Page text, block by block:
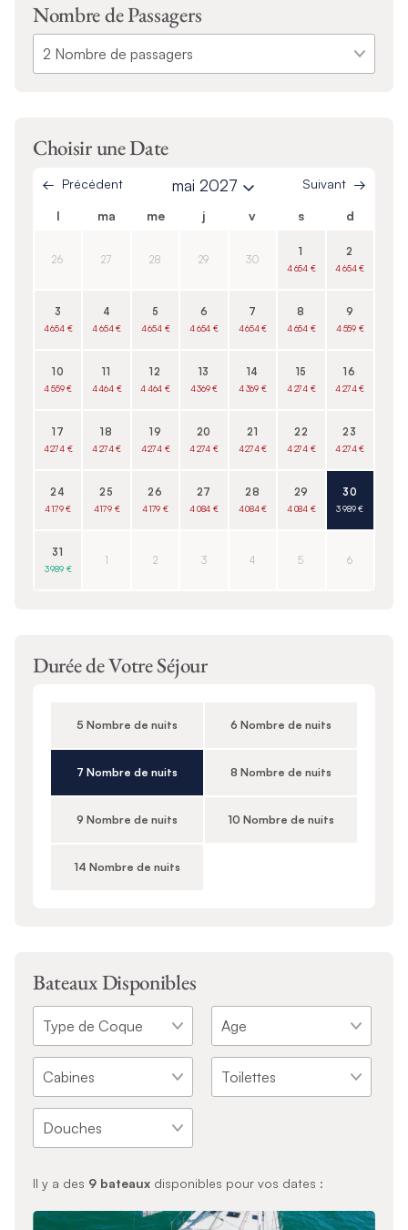
Nombre de Passagers
Choisir une Date
Précédent mai 2027 Suivant
l ma me j v s d
26 27 28 29 30
1
4 654 €
2
4 654 €
3
4 654 €
4
4 654 €
5
4 654 €
6
4 654 €
7
4 654 €
8
4 654 €
9
4 559 €
10
4 559 €
11
4 464 €
12
4 464 €
13
4 369 €
14
4 369 €
15
4 274 €
16
4 274 €
17
4 274 €
18
4 274 €
19
4 274 €
20
4 274 €
21
4 274 €
22
4 274 €
23
4 274 €
24
4 179 €
25
4 179 €
26
4 179 €
27
4 084 €
28
4 084 €
29
4 084 €
30
3 989 €
31
3 989 €
1 2 3 4 5 6
Durée de Votre Séjour
5 Nombre de nuits 6 Nombre de nuits
7 Nombre de nuits 8 Nombre de nuits
9 Nombre de nuits 10 Nombre de nuits
14 Nombre de nuits
Bateaux Disponibles
Il y a des 9bateauxdisponibles pour vos dates :